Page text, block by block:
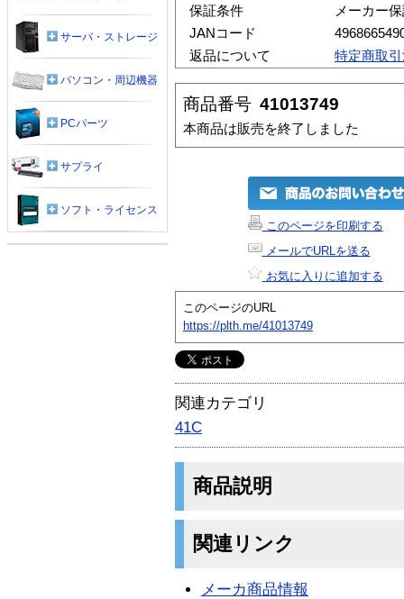
保証条件
メーカー
JANコード
返品について
特定商取
商品番号 41013749
本商品は販売を終了しました
このページを印刷する
メールでURLを送る
お気に入りに追加する
このページのURL
https://plth.me/41013749
関連カテゴリ
41C
商品説明
関連リンク
メーカ商品情報
サーバ・ストレージ
パソコン・周辺機器
PCパーツ
サプライ
ソフト・ライセンス